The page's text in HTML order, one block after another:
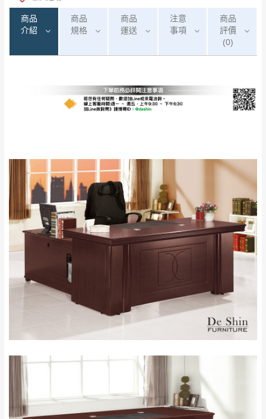
商品
介紹
商品
規格
商品
運送
注意
事項
商品
評價
(0)
運 費 說 明
（請先線上詢問 LINE
）
桃園
免 運
費
復興鄉
新竹
峨眉鄉、五峰鄉、
橫山、北埔鄉、尖
石鄉、寶山鄉山
區、新埔山區、芎
林山區、關西 玉山
里
台北
雙溪、貢寮、烏
來、平溪、九份、
石門、林口 下福
注意事項：
品項繁多，網頁無法及時更新，如有需
若商品價格或庫存有異常，商家有權取消訂
單。部分網路商品恕無法更改原設計或客製，敬請
見諒！
接單後二日內(不含例假日)，我們客服會與您
電話聯絡或E-Mail通知確認訂單。
（線上客
下單前先詢問是否現貨
，若未詢問下單後無
現貨我們客服會再來電或E-Mail與您聯絡
（洽詢方式請搜尋 L
ine ID → @dershin）
運送範圍：限定北至基隆，南至苗栗，偏遠
苗栗至基隆；其它地區暫不開放，如因特殊
(0)筆
依評論低至高排列 只顯示附上圖片
只顯示附上評論